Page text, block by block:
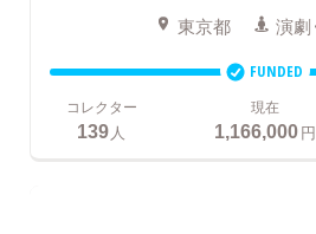
東京都 演劇
FUNDED
コレクター
139 人
現在
1,166,000円